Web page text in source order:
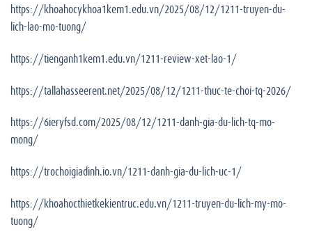
https://khoahocykhoa1kem1.edu.vn/2025/08/12/1211-truyen-du-
lich-lao-mo-tuong/
https://tienganh1kem1.edu.vn/1211-review-xet-lao-1/
https://tallahasseerent.net/2025/08/12/1211-thuc-te-choi-tq-2026/
https://6ieryfsd.com/2025/08/12/1211-danh-gia-du-lich-tq-mo-
mong/
https://trochoigiadinh.io.vn/1211-danh-gia-du-lich-uc-1/
https://khoahocthietkekientruc.edu.vn/1211-truyen-du-lich-my-mo-
tuong/